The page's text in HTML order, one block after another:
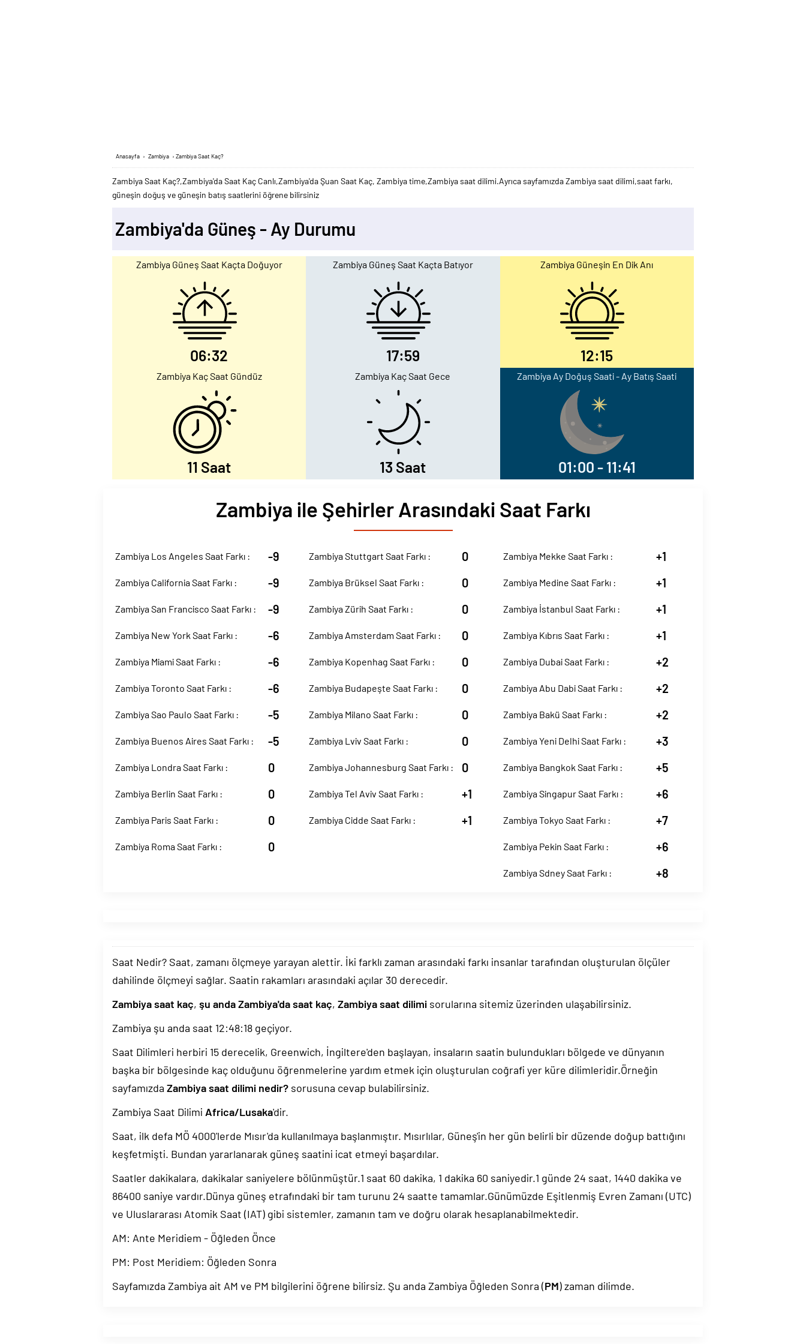
Anasayfa › Zambiya › Zambiya Saat Kaç?
Zambiya Saat Kaç?,Zambiya'da Saat Kaç Canlı,Zambiya'da Şuan Saat Kaç, Zambiya time,Zambiya saat dilimi.Ayrıca sayfamızda Zambiya saat dilimi,saat farkı,
güneşin doğuş ve güneşin batış saatlerini öğrene bilirsiniz
Zambiya'da Güneş - Ay Durumu
Zambiya Güneş Saat Kaçta Doğuyor
06:32
Zambiya Güneş Saat Kaçta Batıyor
17:59
Zambiya Güneşin En Dik Anı
12:15
Zambiya Kaç Saat Gündüz
11 Saat
Zambiya Kaç Saat Gece
13 Saat
Zambiya Ay Doğuş Saati - Ay Batış Saati
01:00 - 11:41
Zambiya ile Şehirler Arasındaki Saat Farkı
Zambiya Los Angeles Saat Farkı : -9
Zambiya California Saat Farkı : -9
Zambiya San Francisco Saat Farkı : -9
Zambiya New York Saat Farkı : -6
Zambiya Miami Saat Farkı : -6
Zambiya Toronto Saat Farkı : -6
Zambiya Sao Paulo Saat Farkı : -5
Zambiya Buenos Aires Saat Farkı : -5
Zambiya Londra Saat Farkı : 0
Zambiya Berlin Saat Farkı : 0
Zambiya Paris Saat Farkı : 0
Zambiya Roma Saat Farkı : 0
Zambiya Stuttgart Saat Farkı : 0
Zambiya Brüksel Saat Farkı : 0
Zambiya Zürih Saat Farkı : 0
Zambiya Amsterdam Saat Farkı : 0
Zambiya Kopenhag Saat Farkı : 0
Zambiya Budapeşte Saat Farkı : 0
Zambiya Milano Saat Farkı : 0
Zambiya Lviv Saat Farkı : 0
Zambiya Johannesburg Saat Farkı : 0
Zambiya Tel Aviv Saat Farkı : +1
Zambiya Cidde Saat Farkı : +1
Zambiya Mekke Saat Farkı : +1
Zambiya Medine Saat Farkı : +1
Zambiya İstanbul Saat Farkı : +1
Zambiya Kıbrıs Saat Farkı : +1
Zambiya Dubai Saat Farkı : +2
Zambiya Abu Dabi Saat Farkı : +2
Zambiya Bakü Saat Farkı : +2
Zambiya Yeni Delhi Saat Farkı : +3
Zambiya Bangkok Saat Farkı : +5
Zambiya Singapur Saat Farkı : +6
Zambiya Tokyo Saat Farkı : +7
Zambiya Pekin Saat Farkı : +6
Zambiya Sdney Saat Farkı : +8
Saat Nedir? Saat, zamanı ölçmeye yarayan alettir. İki farklı zaman arasındaki farkı insanlar tarafından oluşturulan ölçüler
dahilinde ölçmeyi sağlar. Saatin rakamları arasındaki açılar 30 derecedir.
Zambiya saat kaç, şu anda Zambiya'da saat kaç, Zambiya saat dilimi sorularına sitemiz üzerinden ulaşabilirsiniz.
Zambiya şu anda saat 12:48:19 geçiyor.
Saat Dilimleri herbiri 15 derecelik, Greenwich, İngiltere'den başlayan, insaların saatin bulundukları bölgede ve dünyanın
başka bir bölgesinde kaç olduğunu öğrenmelerine yardım etmek için oluşturulan coğrafi yer küre dilimleridir.Örneğin
sayfamızda Zambiya saat dilimi nedir? sorusuna cevap bulabilirsiniz.
Zambiya Saat Dilimi Africa/Lusaka'dir.
Saat, ilk defa MÖ 4000'lerde Mısır'da kullanılmaya başlanmıştır. Mısırlılar, Güneş'in her gün belirli bir düzende doğup battığını
keşfetmişti. Bundan yararlanarak güneş saatini icat etmeyi başardılar.
Saatler dakikalara, dakikalar saniyelere bölünmüştür.1 saat 60 dakika, 1 dakika 60 saniyedir.1 günde 24 saat, 1440 dakika ve
86400 saniye vardır.Dünya güneş etrafındaki bir tam turunu 24 saatte tamamlar.Günümüzde Eşitlenmiş Evren Zamanı (UTC)
ve Uluslararası Atomik Saat (IAT) gibi sistemler, zamanın tam ve doğru olarak hesaplanabilmektedir.
AM: Ante Meridiem - Öğleden Önce
PM: Post Meridiem: Öğleden Sonra
Sayfamızda Zambiya ait AM ve PM bilgilerini öğrene bilirsiz. Şu anda Zambiya Öğleden Sonra (PM) zaman dilimde.